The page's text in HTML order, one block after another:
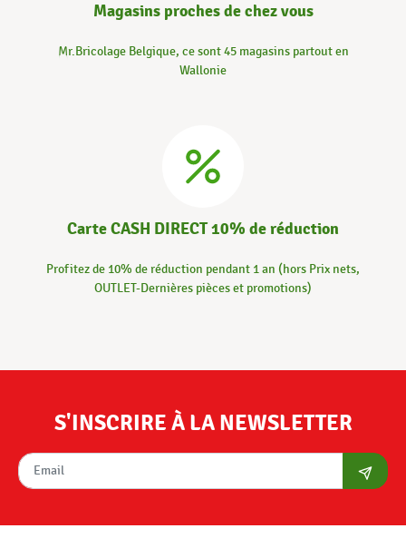
Magasins proches de chez vous
Mr.Bricolage Belgique, ce sont 45 magasins partout en
Wallonie
Carte CASH DIRECT 10% de réduction
Profitez de 10% de réduction pendant 1 an (hors Prix nets,
OUTLET-Dernières pièces et promotions)
S'INSCRIRE À LA NEWSLETTER